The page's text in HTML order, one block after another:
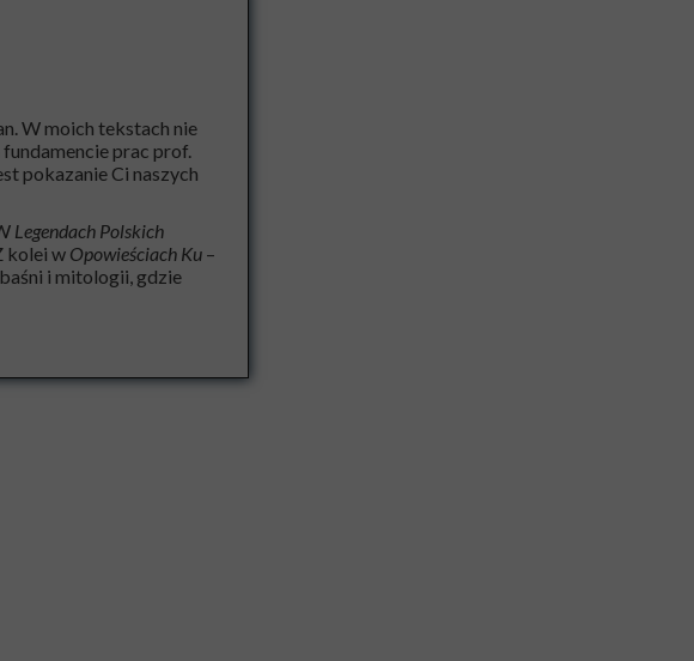
W moich tekstach nie
prac prof.
pokazanie Ci naszych
Legendach Polskich
kolei w Opowieściach Ku –
i mitologii, gdzie